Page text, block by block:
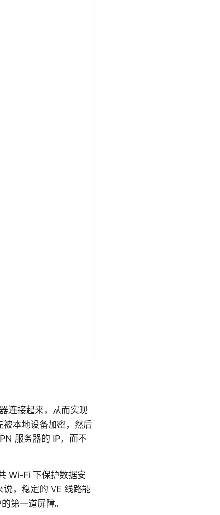
连接起来，从而实现
被本地设备加密，然后
服务器的 IP，而不
Wi-Fi 下保护数据安
，稳定的 VE 线路能
第一道屏障。